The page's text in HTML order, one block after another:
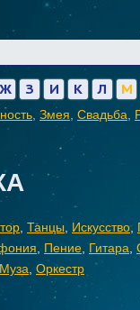
Ж З И К Л М
Змея Свадьба
Танцы Искусство,
Пение Гитара
Муза Оркестр